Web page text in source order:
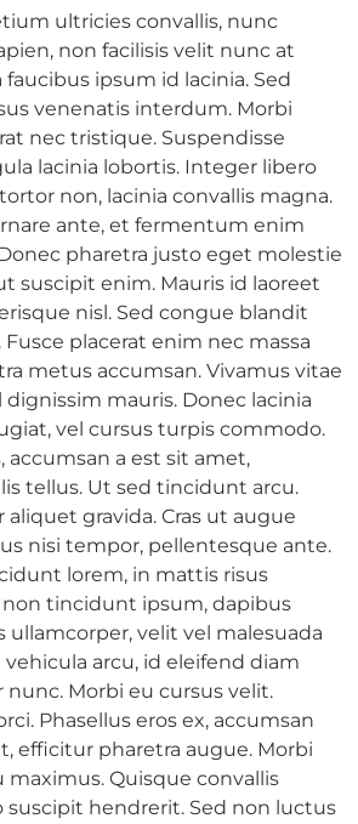
ultricies convallis, nunc
non facilisis velit nunc at
ipsum id lacinia. Sed
venenatis interdum. Morbi
nec tristique. Suspendisse
lacinia lobortis. Integer libero
non, lacinia convallis magna.
ante, et fermentum enim
pharetra justo eget molestie
suscipit enim. Mauris id laoreet
nisl. Sed congue blandit
placerat enim nec massa
metus accumsan. Vivamus vitae
dignissim mauris. Donec lacinia
vel cursus turpis commodo.
accumsan a est sit amet,
tellus. Ut sed tincidunt arcu.
aliquet gravida. Cras ut augue
nisi tempor, pellentesque ante.
lorem, in mattis risus
non tincidunt ipsum, dapibus
ullamcorper, velit vel malesuada
vehicula arcu, id eleifend diam
nunc. Morbi eu cursus velit.
Phasellus eros ex, accumsan
efficitur pharetra augue. Morbi
maximus. Quisque convallis
suscipit hendrerit. Sed non luctus